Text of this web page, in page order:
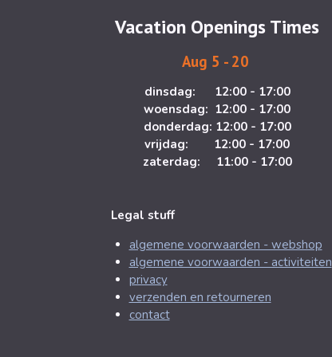
r
m
o
Vacation Openings Times
Aug 5 - 20
dinsdag: 12:00 - 17:00
woensdag: 12:00 - 17:00
donderdag: 12:00 - 17:00
vrijdag: 12:00 - 17:00
zaterdag: 11:00 - 17:00
Legal stuff
algemene voorwaarden - webshop
algemene voorwaarden - activiteiten
privacy
verzenden en retourneren
contact